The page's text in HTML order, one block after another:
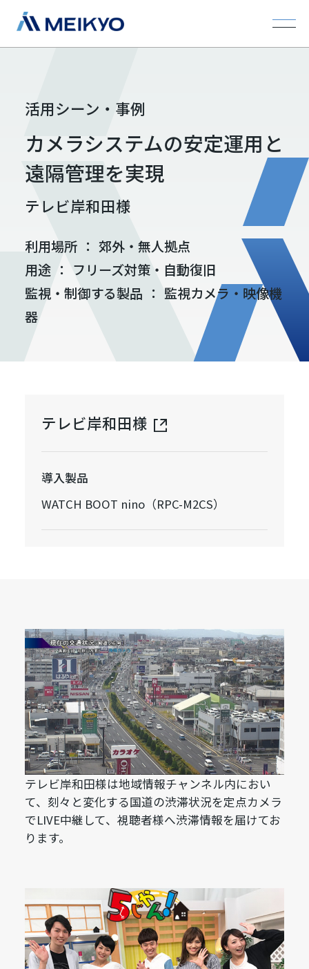
活用シーン・事例
カメラシステムの安定運用と
遠隔管理を実現
テレビ岸和田様
利用場所 ： 郊外・無人拠点
用途 ： フリーズ対策・自動復旧
監視・制御する製品 ： 監視カメラ・映像機
器
テレビ岸和田様
導入製品
WATCH BOOT nino（RPC-M2CS）
テレビ岸和田様は地域情報チャンネル内におい
て、刻々と変化する国道の渋滞状況を定点カメラ
でLIVE中継して、視聴者様へ渋滞情報を届けてお
ります。